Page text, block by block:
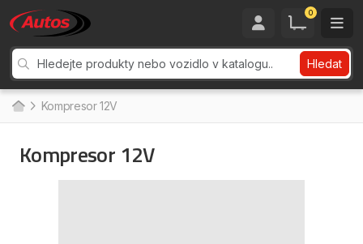
0
Hledat
Kompresor 12V
Kompresor 12V